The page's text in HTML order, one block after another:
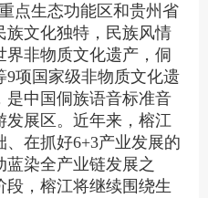
点生态功能区和贵州省
族文化独特，民族风情
界非物质文化遗产 ， 侗
9项国家级非物质文化遗
是中国侗族语音标准音
发展区 。 近年来，榕江
、在抓好6+3产业发展的
蓝染全产业链发展之
段，榕江将继续围绕生